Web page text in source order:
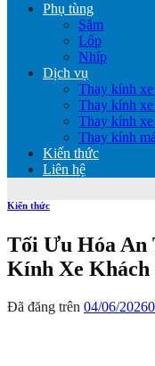
Phụ tùng
Săm
Lốp
Nhíp
Dịch vụ
Thay kính
Thay kính xe
Thay kính xe
Thay kính
Kiến thức
Liên hệ
Kiến thức
Tối Ưu Hóa An
Kính Xe Khách
Đã đăng trên 04/06/2026